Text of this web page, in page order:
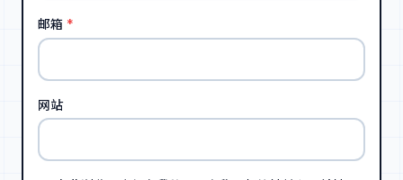
邮箱 *
网站